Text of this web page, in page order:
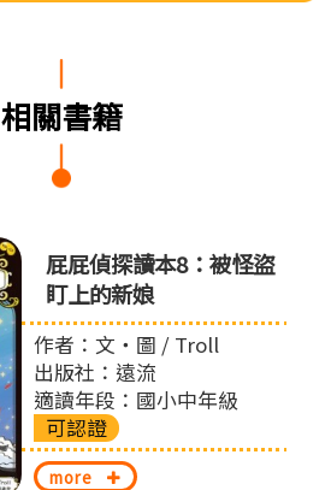
相關書籍
屁屁偵探讀本8：被怪盜
盯上的新娘
作者：文‧圖 / Troll
出版社：遠流
適讀年段：國小中年級
可認證
more